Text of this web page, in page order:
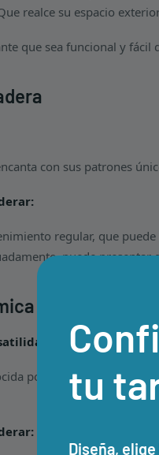
realce su espacio
que sea funcional y fácil
con sus patrones
regular, que
puede
por su alta resistencia
tu
Diseña,